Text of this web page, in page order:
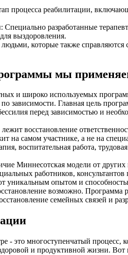
процесса реабилитации,
разработанные
выздоровления.
которые также
мы
и широко используемых
по зависимости. Главная цель
перед зависимостью и
восстановление
на самом участнике, а не на
воспитательная работа,
Миннесотская модели от
работников,
уникальным опытом и
возможно.
семейных связей и
- это многоступенчатый
и продуктивной жизни.